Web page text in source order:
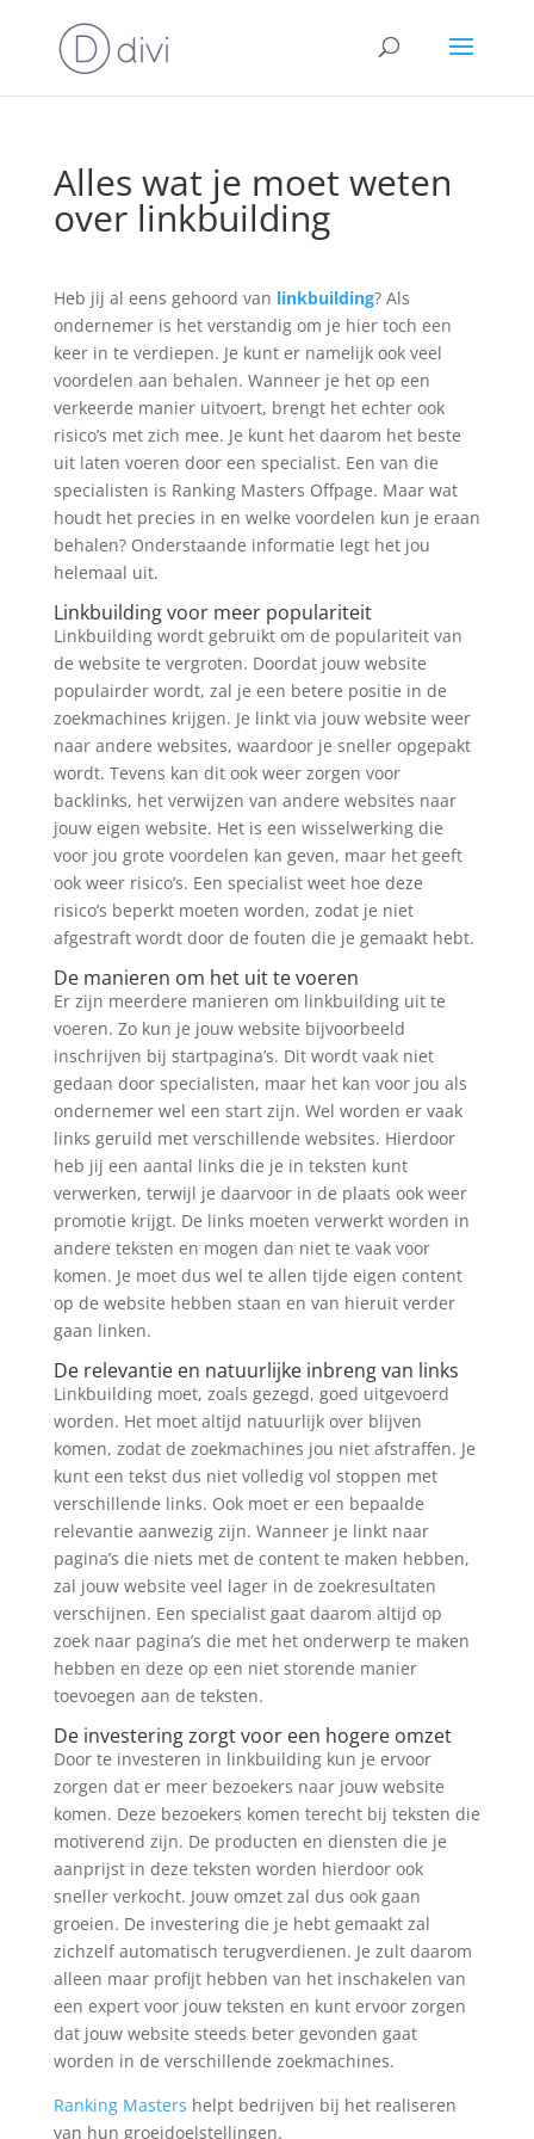
Alles wat je moet weten
over linkbuilding
Heb jij al eens gehoord van linkbuilding? Als
ondernemer is het verstandig om je hier toch een
keer in te verdiepen. Je kunt er namelijk ook veel
voordelen aan behalen. Wanneer je het op een
verkeerde manier uitvoert, brengt het echter ook
risico’s met zich mee. Je kunt het daarom het beste
uit laten voeren door een specialist. Een van die
specialisten is Ranking Masters Offpage. Maar wat
houdt het precies in en welke voordelen kun je eraan
behalen? Onderstaande informatie legt het jou
helemaal uit.
Linkbuilding voor meer populariteit
Linkbuilding wordt gebruikt om de populariteit van
de website te vergroten. Doordat jouw website
populairder wordt, zal je een betere positie in de
zoekmachines krijgen. Je linkt via jouw website weer
naar andere websites, waardoor je sneller opgepakt
wordt. Tevens kan dit ook weer zorgen voor
backlinks, het verwijzen van andere websites naar
jouw eigen website. Het is een wisselwerking die
voor jou grote voordelen kan geven, maar het geeft
ook weer risico’s. Een specialist weet hoe deze
risico’s beperkt moeten worden, zodat je niet
afgestraft wordt door de fouten die je gemaakt hebt.
De manieren om het uit te voeren
Er zijn meerdere manieren om linkbuilding uit te
voeren. Zo kun je jouw website bijvoorbeeld
inschrijven bij startpagina’s. Dit wordt vaak niet
gedaan door specialisten, maar het kan voor jou als
ondernemer wel een start zijn. Wel worden er vaak
links geruild met verschillende websites. Hierdoor
heb jij een aantal links die je in teksten kunt
verwerken, terwijl je daarvoor in de plaats ook weer
promotie krijgt. De links moeten verwerkt worden in
andere teksten en mogen dan niet te vaak voor
komen. Je moet dus wel te allen tijde eigen content
op de website hebben staan en van hieruit verder
gaan linken.
De relevantie en natuurlijke inbreng van links
Linkbuilding moet, zoals gezegd, goed uitgevoerd
worden. Het moet altijd natuurlijk over blijven
komen, zodat de zoekmachines jou niet afstraffen. Je
kunt een tekst dus niet volledig vol stoppen met
verschillende links. Ook moet er een bepaalde
relevantie aanwezig zijn. Wanneer je linkt naar
pagina’s die niets met de content te maken hebben,
zal jouw website veel lager in de zoekresultaten
verschijnen. Een specialist gaat daarom altijd op
zoek naar pagina’s die met het onderwerp te maken
hebben en deze op een niet storende manier
toevoegen aan de teksten.
De investering zorgt voor een hogere omzet
Door te investeren in linkbuilding kun je ervoor
zorgen dat er meer bezoekers naar jouw website
komen. Deze bezoekers komen terecht bij teksten die
motiverend zijn. De producten en diensten die je
aanprijst in deze teksten worden hierdoor ook
sneller verkocht. Jouw omzet zal dus ook gaan
groeien. De investering die je hebt gemaakt zal
zichzelf automatisch terugverdienen. Je zult daarom
alleen maar profijt hebben van het inschakelen van
een expert voor jouw teksten en kunt ervoor zorgen
dat jouw website steeds beter gevonden gaat
worden in de verschillende zoekmachines.
Ranking Masters helpt bedrijven bij het realiseren
van hun groeidoelstellingen.